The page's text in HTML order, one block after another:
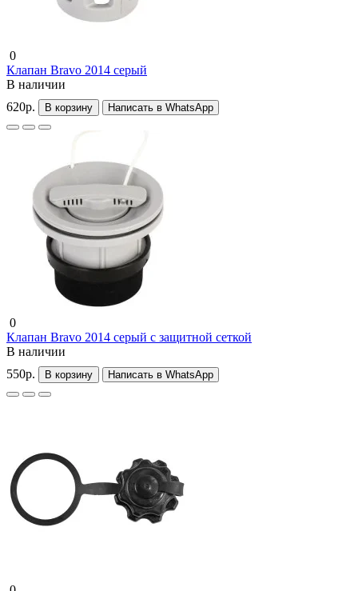
0
Клапан Bravo 2014 серый
В наличии
620р.
В корзину Написать в WhatsApp
0
Клапан Bravo 2014 серый с защитной сеткой
В наличии
550р.
В корзину Написать в WhatsApp